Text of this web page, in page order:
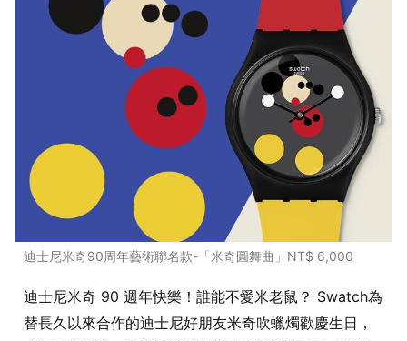
迪士尼米奇90周年藝術聯名款-「米奇圓舞曲」NT$ 6,000
迪士尼米奇 90 週年快樂！誰能不愛米老鼠？ Swatch為
替長久以來合作的迪士尼好朋友米奇吹蠟燭歡慶生日，